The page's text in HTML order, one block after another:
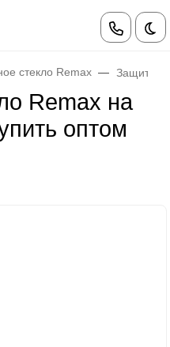
стекло Remax Защитное
Remax на
оптом